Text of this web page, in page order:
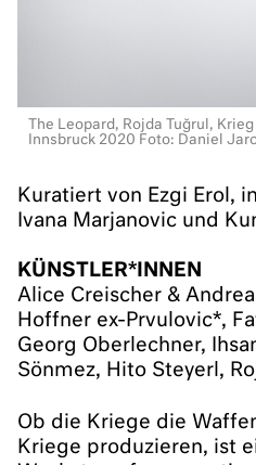
The Leopard, Rojda Tuğrul,
Innsbruck 2020 Foto: Daniel
Kuratiert von Ezgi Erol,
Ivana Marjanovic und
KÜNSTLER*INNEN
Alice Creischer &
Hoffner ex-Prvulovic*,
Georg Oberlechner,
Sönmez, Hito Steyerl,
Ob die Kriege die
Kriege produzieren, ist